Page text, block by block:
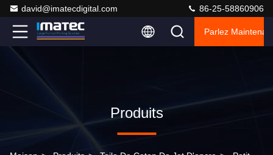
david@imatecdigital.com 86-25-58860906
Parlez
Produits